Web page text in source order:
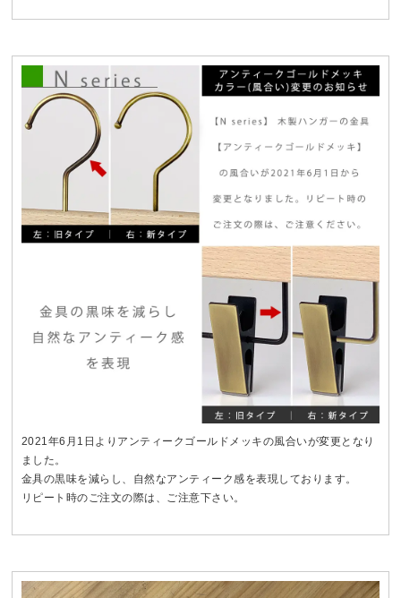
2021年6月1日よりアンティークゴールドメッキの風合いが変更となり
ました。
金具の黒味を減らし、自然なアンティーク感を表現しております。
リピート時のご注文の際は、ご注意下さい。